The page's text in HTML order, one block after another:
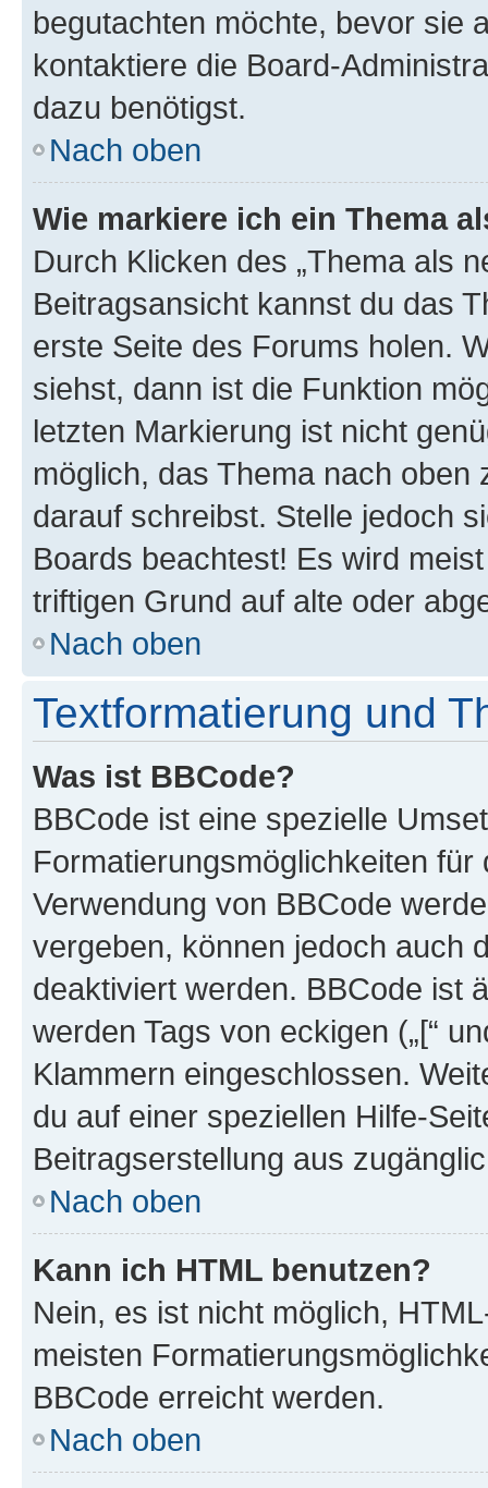
begutachten möchte, bevor sie
kontaktiere die Board-
dazu benötigst.
Nach oben
Wie markiere ich ein Thema
Durch Klicken des „Thema als
Beitragsansicht kannst du das
erste Seite des Forums holen.
siehst, dann ist die Funktion
letzten Markierung ist nicht
möglich, das Thema nach oben
darauf schreibst. Stelle jedoch
Boards beachtest! Es wird
triftigen Grund auf alte oder
Nach oben
Textformatierung und
Was ist BBCode?
BBCode ist eine spezielle
Formatierungsmöglichkeiten
Verwendung von BBCode
vergeben, können jedoch auch
deaktiviert werden. BBCode ist
werden Tags von eckigen („[“
Klammern eingeschlossen.
du auf einer speziellen Hilfe-
Beitragserstellung aus
Nach oben
Kann ich HTML benutzen?
Nein, es ist nicht möglich,
meisten
BBCode erreicht werden.
Nach oben